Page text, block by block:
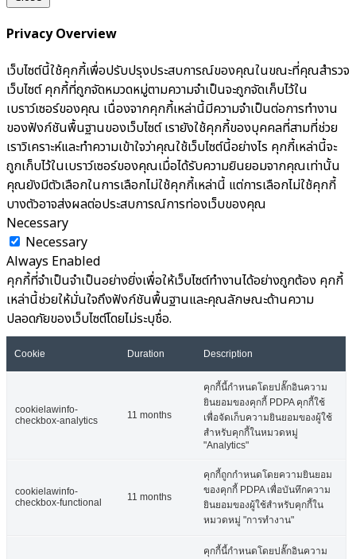
Privacy Overview
เว็บไซต์นี้ใช้คุกกี้เพื่อปรับปรุงประสบการณ์ของคุณในขณะที่คุณสำรวจ
เว็บไซต์ คุกกี้ที่ถูกจัดหมวดหมู่ตามความจำเป็นจะถูกจัดเก็บไว้ใน
เบราว์เซอร์ของคุณ เนื่องจากคุกกี้เหล่านี้มีความจำเป็นต่อการทำงาน
ของฟังก์ชันพื้นฐานของเว็บไซต์ เรายังใช้คุกกี้ของบุคคลที่สามที่ช่วย
เราวิเคราะห์และทำความเข้าใจว่าคุณใช้เว็บไซต์นี้อย่างไร คุกกี้เหล่านี้จะ
ถูกเก็บไว้ในเบราว์เซอร์ของคุณเมื่อได้รับความยินยอมจากคุณเท่านั้น
คุณยังมีตัวเลือกในการเลือกไม่ใช้คุกกี้เหล่านี้ แต่การเลือกไม่ใช้คุกกี้
บางตัวอาจส่งผลต่อประสบการณ์การท่องเว็บของคุณ
Necessary
Necessary
Always Enabled
คุกกี้ที่จำเป็นจำเป็นอย่างยิ่งเพื่อให้เว็บไซต์ทำงานได้อย่างถูกต้อง คุกกี้
เหล่านี้ช่วยให้มั่นใจถึงฟังก์ชันพื้นฐานและคุณลักษณะด้านความ
ปลอดภัยของเว็บไซต์โดยไม่ระบุชื่อ.
Cookie Duration Description
cookielawinfo-
checkbox-analytics
11 months
คุกกี้นี้กำหนดโดยปลั๊กอินความ
ยินยอมของคุกกี้ PDPA คุกกี้ใช้
เพื่อจัดเก็บความยินยอมของผู้ใช้
สำหรับคุกกี้ในหมวดหมู่
"Analytics"
cookielawinfo-
checkbox-functional
11 months
คุกกี้ถูกกำหนดโดยความยินยอม
ของคุกกี้ PDPA เพื่อบันทึกความ
ยินยอมของผู้ใช้สำหรับคุกกี้ใน
หมวดหมู่ "การทำงาน"
คุกกี้นี้กำหนดโดยปลั๊กอินความ